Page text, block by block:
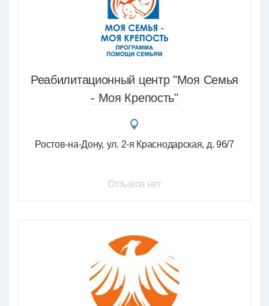
Реабилитационный центр "Моя Семья
- Моя Крепость"
Ростов-на-Дону ул. 2-я Краснодарская, д. 96/7
Отзывов нет